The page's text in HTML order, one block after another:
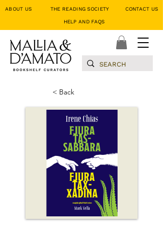
ABOUT US THE READING SOCIETY CONTACT
HELP AND FAQS
< Back